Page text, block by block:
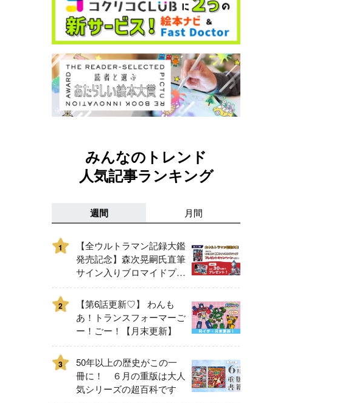
みんなのトレンド
人気記事ランキング
週間 月間
1
【全ウルトラマン記録大鑑
発売記念】森次晃嗣氏直筆
サイン入りブロマイドプレ
ゼントキャンペーン開催！
2
【第6話更新♡】 わんも
あ！トランスフォーマーご
ー！ごー！【月末更新】
3
50年以上の歴史がこの一
冊に！ ６月の重版は大人
気シリーズの超百科です